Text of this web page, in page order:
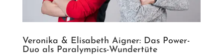
Veronika & Elisabeth Aigner: Das Power-
Duo als Paralympics-Wundertüte